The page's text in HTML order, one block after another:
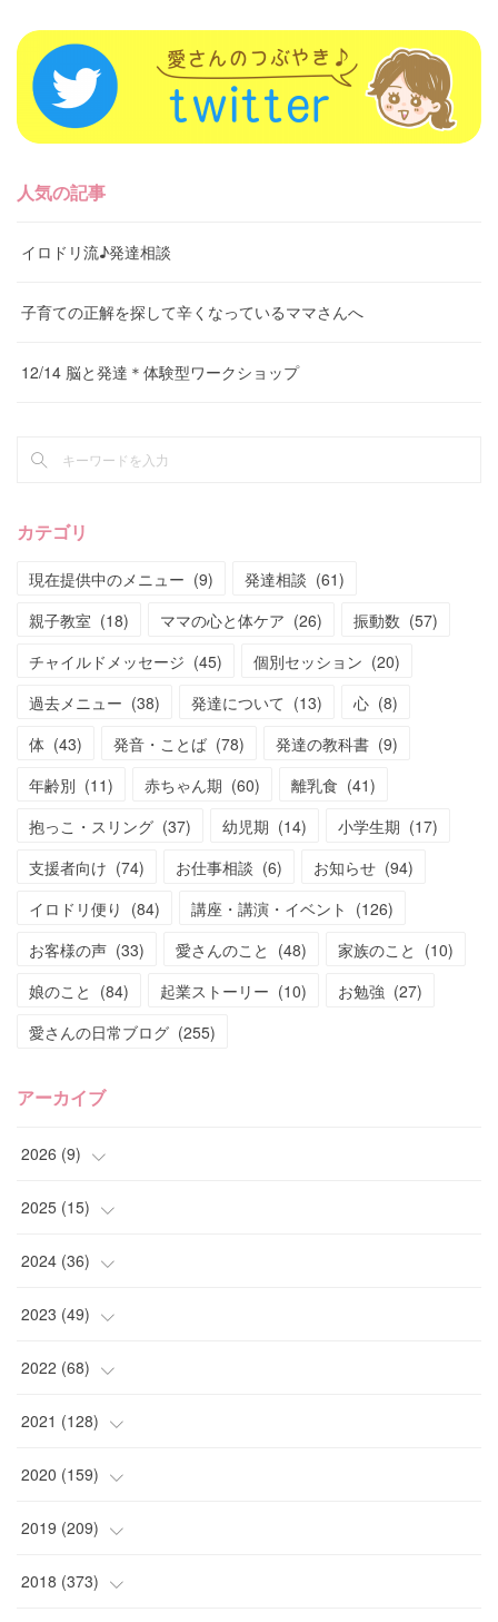
人気の記事
イロドリ流♪発達相談
子育ての正解を探して辛くなっているママさんへ
12/14 脳と発達＊体験型ワークショップ
カテゴリ
現在提供中のメニュー (9) 発達相談 (61)
親子教室 (18) ママの心と体ケア (26) 振動数 (57)
チャイルドメッセージ (45) 個別セッション (20)
過去メニュー (38) 発達について (13) 心 (8)
体 (43) 発音・ことば (78) 発達の教科書 (9)
年齢別 (11) 赤ちゃん期 (60) 離乳食 (41)
抱っこ・スリング (37) 幼児期 (14) 小学生期 (17)
支援者向け (74) お仕事相談 (6) お知らせ (94)
イロドリ便り (84) 講座・講演・イベント (126)
お客様の声 (33) 愛さんのこと (48) 家族のこと (10)
娘のこと (84) 起業ストーリー (10) お勉強 (27)
愛さんの日常ブログ (255)
アーカイブ
2026 (9)
(4)
(2)
(1)
(2)
2025 (15)
(4)
(2)
(2)
(3)
( 1)
2024 (36)
(2)
(2)
(1)
( 4)
( 3)
2023 (49)
(1)
(2)
( 5)
(5)
(3)
2022 (68)
(6)
( 6)
(3)
(4)
2021 (128)
(10)
(9)
(7)
2020 (159)
(15)
(11)
2019 (209)
(16)
2018 (373)